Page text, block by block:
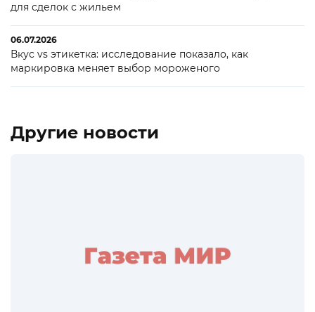
для сделок с жильем
06.07.2026
Вкус vs этикетка: исследование показало, как
маркировка меняет выбор мороженого
Другие новости